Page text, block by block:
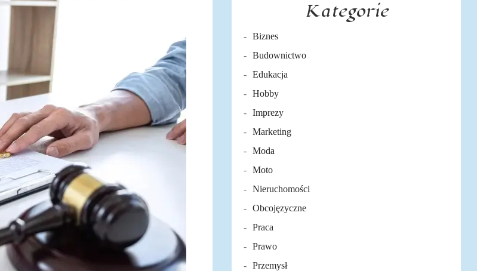
Kategorie
Biznes
Budownictwo
Edukacja
Hobby
Imprezy
Marketing
Moda
Moto
Nieruchomości
Obcojęzyczne
Praca
Prawo
Przemysł